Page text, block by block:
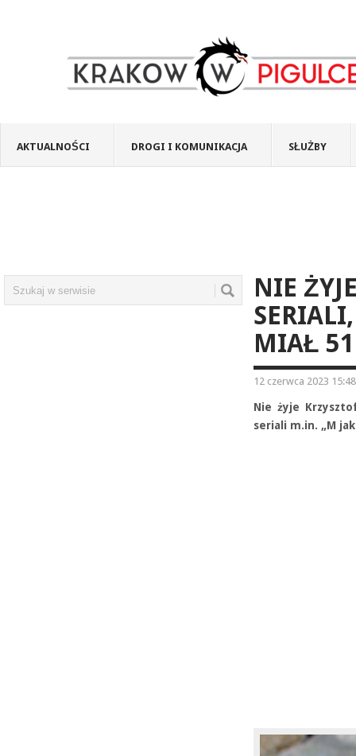
AKTUALNOŚCI DROGI I KOMUNIKACJA SŁUŻBY
NIE
MIAŁ
12 czerwca 2023 15:48
Nie żyje
seriali m.in. „M jak